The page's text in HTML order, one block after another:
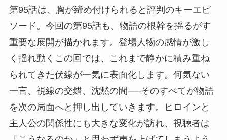
第95話は、胸が締め付けられると評判のキーエピ
ソード。今回の第95話も、物語の根幹を揺るがす
重要な展開が描かれます。登場人物の感情が激し
く揺れ動くこの回では、これまで静かに積み重ね
られてきた伏線が一気に表面化します。何気ない
一言、視線の交錯、沈黙の間──そのすべてが物語
を次の局面へと押し出していきます。ヒロインと
主人公の関係性にも大きな変化が訪れ、視聴者は